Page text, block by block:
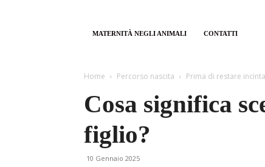
MATERNITÀ NEGLI ANIMALI CONTATTI
Home Percorso nascita Prima di restare incinta
Cosa significa
figlio?
10 Gennaio 2025